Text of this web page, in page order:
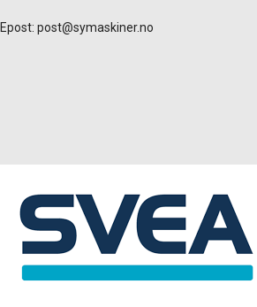
Epost: post@symaskiner.no